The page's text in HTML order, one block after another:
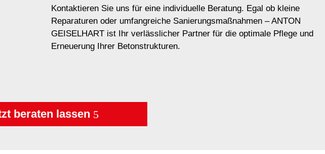
Kontaktieren Sie uns für eine individuelle Beratung. Egal ob kleine
Reparaturen oder umfangreiche Sanierungsmaßnahmen – ANTON
GEISELHART ist Ihr verlässlicher Partner für die optimale Pflege und
Erneuerung Ihrer Betonstrukturen.
beraten lassen